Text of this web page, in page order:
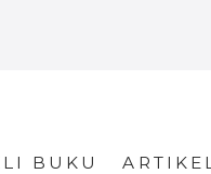
BUKU